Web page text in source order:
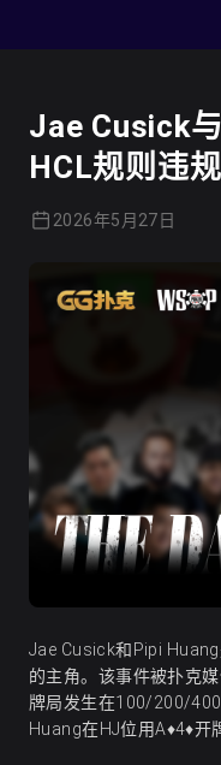
Jae Cusick
HCL规则违
2026年5月27日
Jae Cusick和Pipi
的主角。该事件被扑克媒
牌局发生在100/200/
Huang在HJ位用A♦4♦开